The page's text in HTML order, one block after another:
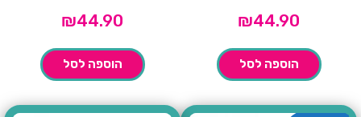
₪44.90
הוספה לסל
₪44.90
הוספה לסל